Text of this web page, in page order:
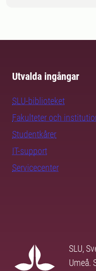
Utvalda ingångar
SLU-biblioteket
Fakulteter och
Studentkårer
IT-support
Servicecenter
SLU,
Umeå.